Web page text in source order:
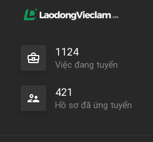
1124
Việc đang tuyển
421
Hồ sơ đã ứng tuyển